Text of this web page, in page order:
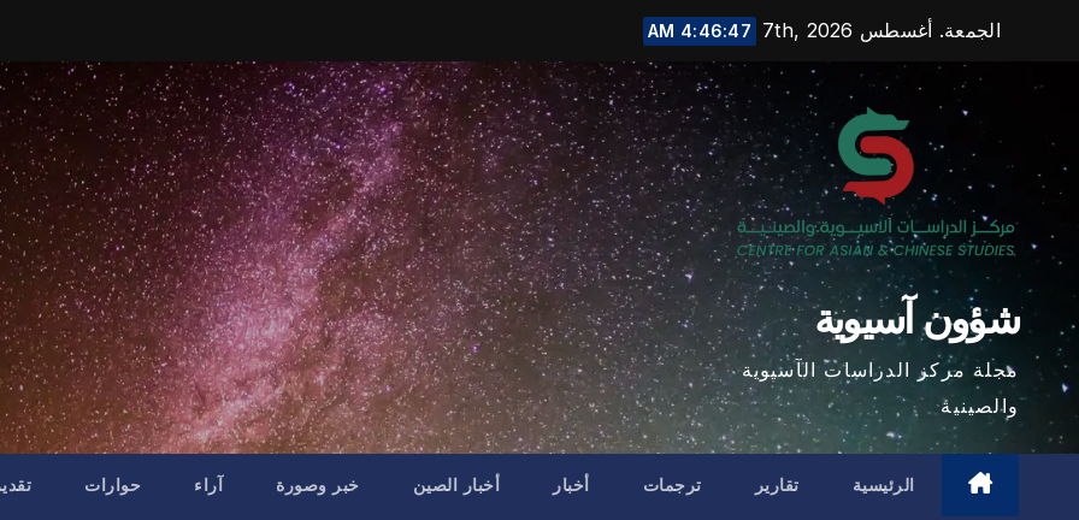
content
الجمعة. أغسطس 7th, 2026 4:46:48 AM
شؤون آسيوية
مجلة مركز الدراسات الآسيوية
والصينية
الرئيسية تقارير ترجمات أخبار أخبار الصين خبر وصورة آراء حوارات